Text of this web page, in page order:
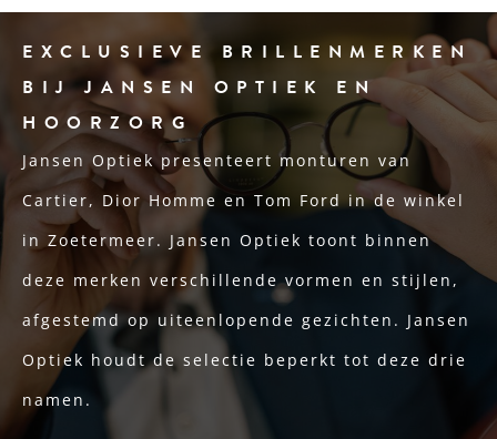
EXCLUSIEVE BRILLENMERKEN
BIJ JANSEN OPTIEK EN
HOORZORG
Jansen Optiek presenteert monturen van
Cartier, Dior Homme en Tom Ford in de winkel
in Zoetermeer. Jansen Optiek toont binnen
deze merken verschillende vormen en stijlen,
afgestemd op uiteenlopende gezichten. Jansen
Optiek houdt de selectie beperkt tot deze drie
namen.